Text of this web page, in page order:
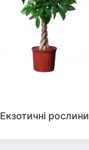
Екзотичні рослини